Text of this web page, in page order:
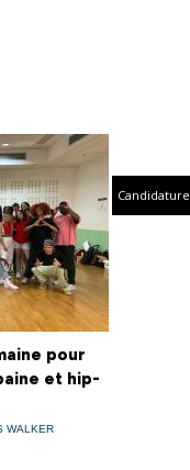
pour
et hip-
WALKER
Candidature